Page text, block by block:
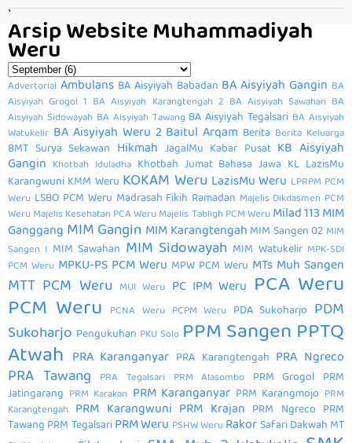
`
Arsip Website Muhammadiyah
Weru
Advertorial Ambulans BA Aisyiyah Babadan BA Aisyiyah Gangin BA
Aisyiyah Grogol 1 BA Aisyiyah Karangtengah 2 BA Aisyiyah Sawahan BA
Aisyiyah Sidowayah BA Aisyiyah Tawang BA Aisyiyah Tegalsari BA Aisyiyah
Watukelir BA Aisyiyah Weru 2 Baitul Arqam Berita Berita Keluarga
BMT Surya Sekawan Hikmah JagalMu Kabar Pusat KB Aisyiyah
Gangin Khotbah Iduladha Khotbah Jumat Bahasa Jawa KL LazisMu
Karangwuni KMM Weru KOKAM Weru LazisMu Weru LPRPM PCM
Weru LSBO PCM Weru Madrasah Fikih Ramadan Majelis Dikdasmen PCM
WeruMajelis Kesehatan PCA WeruMajelis Tabligh PCM WeruMilad 113MIM
Ganggang MIM Gangin MIM Karangtengah MIM Sangen 02 MIM
Sangen I MIM Sawahan MIM Sidowayah MIM Watukelir MPK-SDI
PCM Weru MPKU-PS PCM Weru MPW PCM Weru MTs Muh Sangen
MTT PCM Weru MUI Weru PC IPM Weru PCA Weru
PCM Weru PCNA Weru PCPM Weru PDA Sukoharjo PDM
Sukoharjo Pengukuhan PKU Solo PPM Sangen PPTQ
Atwah PRA Karanganyar PRA Karangtengah PRA Ngreco
PRA Tawang PRA Tegalsari PRM Alasombo PRM Grogol PRM
Jatingarang PRM Karakan PRM Karanganyar PRM Karangmojo PRM
Karangtengah PRM Karangwuni PRM Krajan PRM Ngreco PRM
Tawang PRM TegalsariPRM Weru PSHW WeruRakorSafari Dakwah MT